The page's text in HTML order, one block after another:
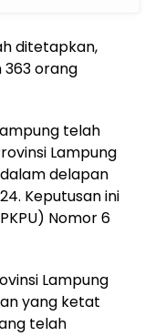
ditetapkan,
orang
telah
Lampung
delapan
Keputusan ini
Nomor 6
Lampung
yang ketat
telah